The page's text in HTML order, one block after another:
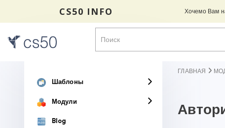
CS50 INFO Хочемо Вам
Шаблоны
Модули
Blog
ГЛАВНАЯ